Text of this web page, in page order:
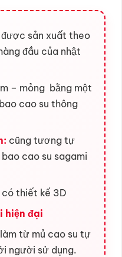
được sản xuất theo
đầu của nhật
– mỏng bằng một
cao su thông
cũng tương tự
cao su sagami
có thiết kế 3D
hiện đại
từ mủ cao su tự
người sử dụng.